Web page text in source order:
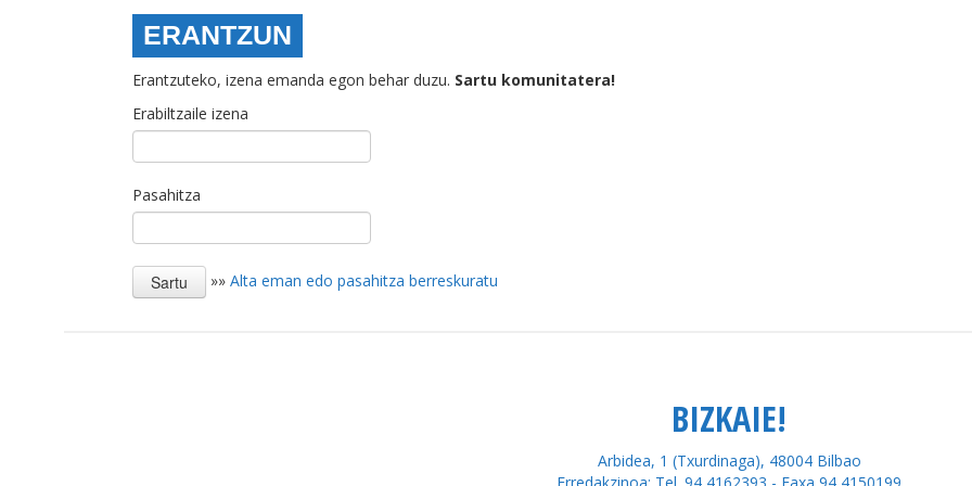
ERANTZUN
Erantzuteko, izena emanda egon behar duzu. Sartu komunitatera!
Erabiltzaile izena
Pasahitza
»» Alta eman edo pasahitza berreskuratu
BIZKAIE!
Arbidea, 1 (Txurdinaga), 48004 Bilbao